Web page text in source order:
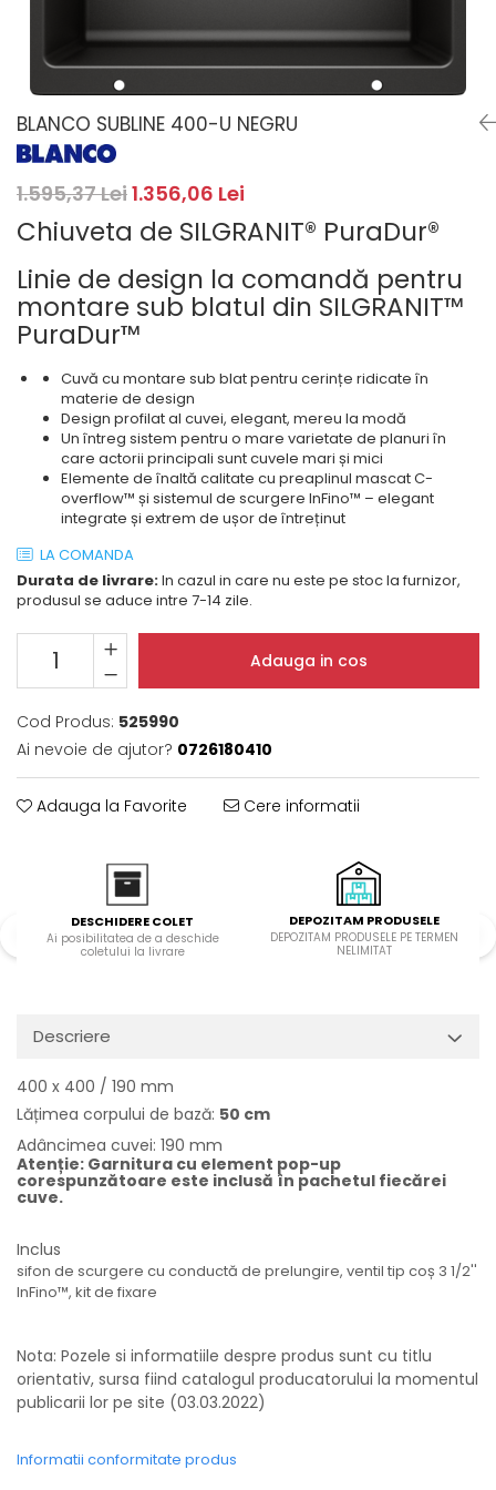
Cuptoare
Cuptoare
Cuptoare cu microunde
Hote
Cu montare pe perete
Hote cu montare in blat
Hote cu montare pe colt
Hote rustice
Hote tip insula
Incorporate
Integrate in tavan
Complet incorporabile
Partial incorporabile
Ceramica
Domino( seturi modulare)
Electrice
Gaz
Inductie
Mixte
Plite cu hota integrata
Masini de spalat rufe slim
Uscatoare de rufe
Vitrine frigorifice si minibaruri
BLANCO SUBLINE 400-U NEGRU
1.595,37 Lei1.356,06 Lei
Chiuveta de SILGRANIT® PuraDur®
Linie de design la comandă pentru
montare sub blatul din SILGRANIT™
PuraDur™
Cuvă cu montare sub blat pentru cerințe ridicate în
materie de design
Design profilat al cuvei, elegant, mereu la modă
Un întreg sistem pentru o mare varietate de planuri în
care actorii principali sunt cuvele mari și mici
Elemente de înaltă calitate cu preaplinul mascat C-
overflow™ și sistemul de scurgere InFino™ – elegant
integrate și extrem de ușor de întreținut
LA COMANDA
Durata de livrare:In cazul in care nu este pe stoc la furnizor,
produsul se aduce intre 7-14 zile.
Adauga in cos
Cod Produs: 525990
Ai nevoie de ajutor? 0726180410
Adauga la Favorite Cere informatii
DESCHIDERE COLET
Ai posibilitatea de a deschide
coletului la livrare
DEPOZITAM PRODUSELE
DEPOZITAM PRODUSELE PE TERMEN
NELIMITAT
Descriere
400 x 400 / 190 mm
Lățimea corpului de bază: 50 cm
Adâncimea cuvei: 190 mm
Atenție: Garnitura cu element pop-up
corespunzătoare este inclusă în pachetul fiecărei
cuve.
Inclus
sifon de scurgere cu conductă de prelungire, ventil tip coș 3 1/2''
InFino™, kit de fixare
Nota: Pozele si informatiile despre produs sunt cu titlu
orientativ, sursa fiind catalogul producatorului la momentul
publicarii lor pe site (03.03.2022)
Informatii conformitate produs